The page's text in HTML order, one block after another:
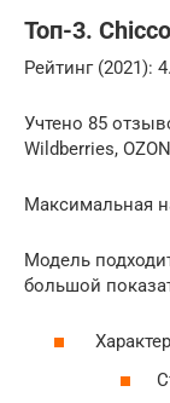
Топ-3.
Рейтинг (2021):
Учтено 85
Wildberries,
Максимальная
Модель
большой